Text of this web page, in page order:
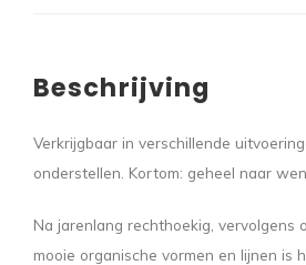
Beschrijving
Verkrijgbaar in verschillende
onderstellen. Kortom: geheel naar
Na jarenlang rechthoekig,
mooie organische vormen en lijnen is